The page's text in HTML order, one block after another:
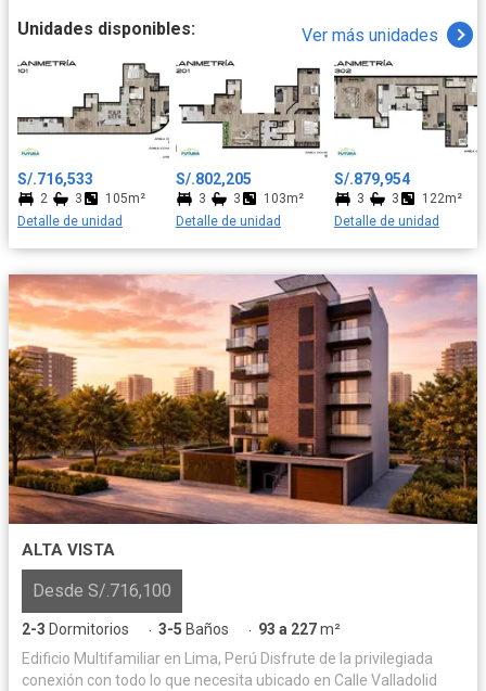
Unidades disponibles:
Ver más unidades
S/.716,533
2 3
105m²
Detalle de unidad
S/.802,205
3 3
103m²
Detalle de unidad
S/.879,954
3 3
122m²
Detalle de unidad
ALTA VISTA
Desde S/.716,100
2-3 Dormitorios · 3-5 Baños · 93 a 227m²
Edificio Multifamiliar en Lima, Perú Disfrute de la privilegiada
conexión con todo lo que necesita ubicado en Calle Valladolid